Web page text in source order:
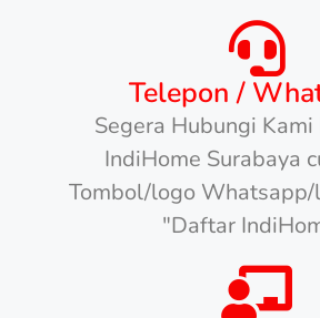
Telepon /
Segera Hubungi
IndiHome Surabaya
Tombol/logo
"Daftar